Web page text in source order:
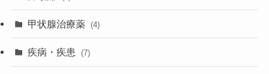
甲状腺治療薬 (4)
疾病・疾患 (7)